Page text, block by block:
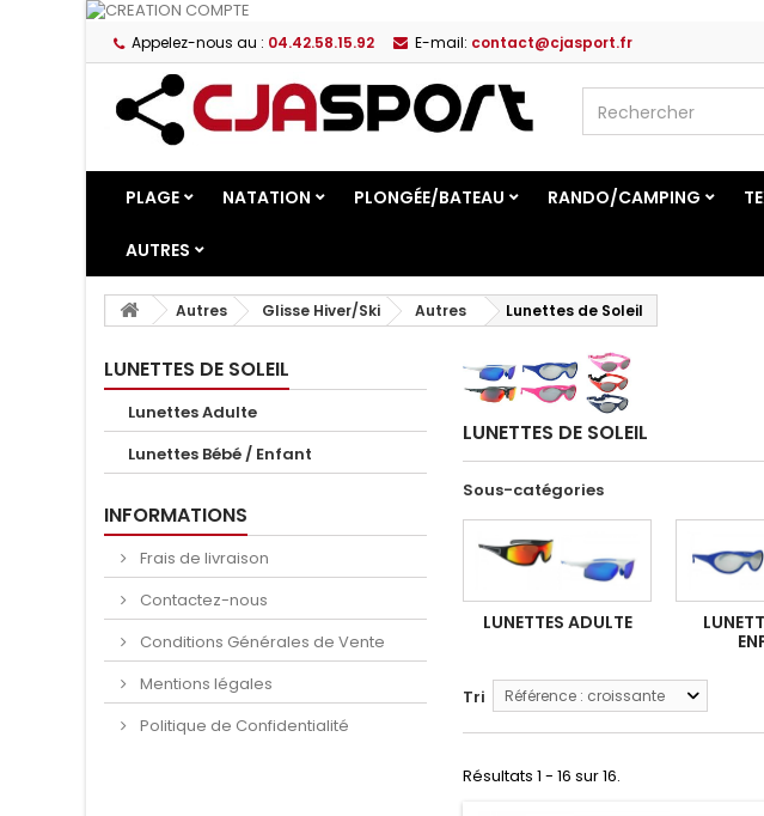
Appelez-nous au : 04.42.58.15.92 E-mail: contact@cjasport.fr
PLAGE NATATION PLONGÉE/BATEAU RANDO/CAMPING
AUTRES
Autres Glisse Hiver/Ski Autres Lunettes de Soleil
LUNETTES DE SOLEIL
Lunettes Adulte
Lunettes Bébé / Enfant
INFORMATIONS
Frais de livraison
Contactez-nous
Conditions Générales de Vente
Mentions légales
Politique de Confidentialité
LUNETTES DE SOLEIL
Sous-catégories
LUNETTES ADULTE
Tri Référence : croissante
Résultats 1 - 16 sur 16.